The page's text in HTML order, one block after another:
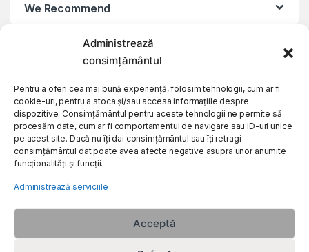
Administrează
consimțământul
Pentru a oferi cea mai bună experiență, folosim tehnologii, cum ar fi
cookie-uri, pentru a stoca și/sau accesa informațiile despre
dispozitive. Consimțământul pentru aceste tehnologii ne permite să
procesăm date, cum ar fi comportamentul de navigare sau ID-uri unice
pe acest site. Dacă nu îți dai consimțământul sau îți retragi
consimțământul dat poate avea afecte negative asupra unor anumite
funcționalități și funcții.
Administrează serviciile
Acceptă
We Recommend
My Account
Customer Care
About Us